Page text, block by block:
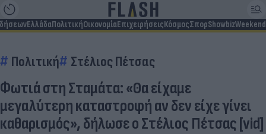
ΕλλάδαΠολιτικήΟικονομίαΕπιχειρήσειςΚόσμοςΣπορShowbizWeekend
Πολιτική Στέλιος Πέτσας
Φωτιά στη Σταμάτα: «Θα είχαμε
μεγαλύτερη καταστροφή αν δεν είχε γίνει
καθαρισμός», δήλωσε ο Στέλιος Πέτσας [vid]